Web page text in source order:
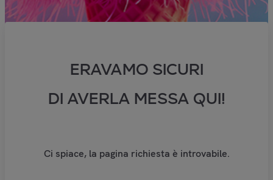
ERAVAMO SICURI
DI AVERLA MESSA QUI!
Ci spiace, la pagina richiesta è introvabile.